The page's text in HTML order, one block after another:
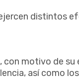
distintos
motivo de su
así como los